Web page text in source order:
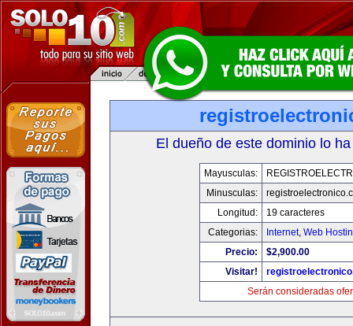
El dueño de este dominio lo
Mayusculas:
Minusculas:
Longitud:
19 caracteres
Categorias:
Internet, Web
Precio:
$2,900.00
Visitar!
Serán consideradas